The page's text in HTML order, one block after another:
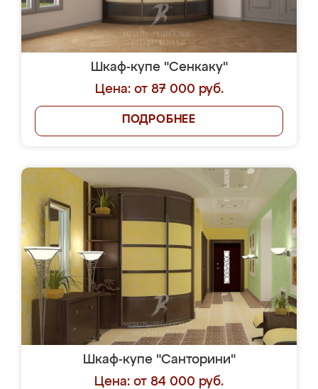
Шкаф-купе "Сенкаку"
Цена: от 87 000 руб.
ПОДРОБНЕЕ
Шкаф-купе "Санторини"
Цена: от 84 000 руб.